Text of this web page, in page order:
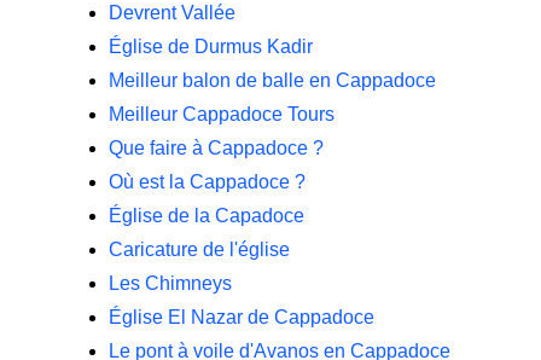
Devrent Vallée
Église de Durmus Kadir
Meilleur balon de balle en Cappadoce
Meilleur Cappadoce Tours
Que faire à Cappadoce ?
Où est la Cappadoce ?
Église de la Capadoce
Caricature de l'église
Les Chimneys
Église El Nazar de Cappadoce
Le pont à voile d'Avanos en Cappadoce